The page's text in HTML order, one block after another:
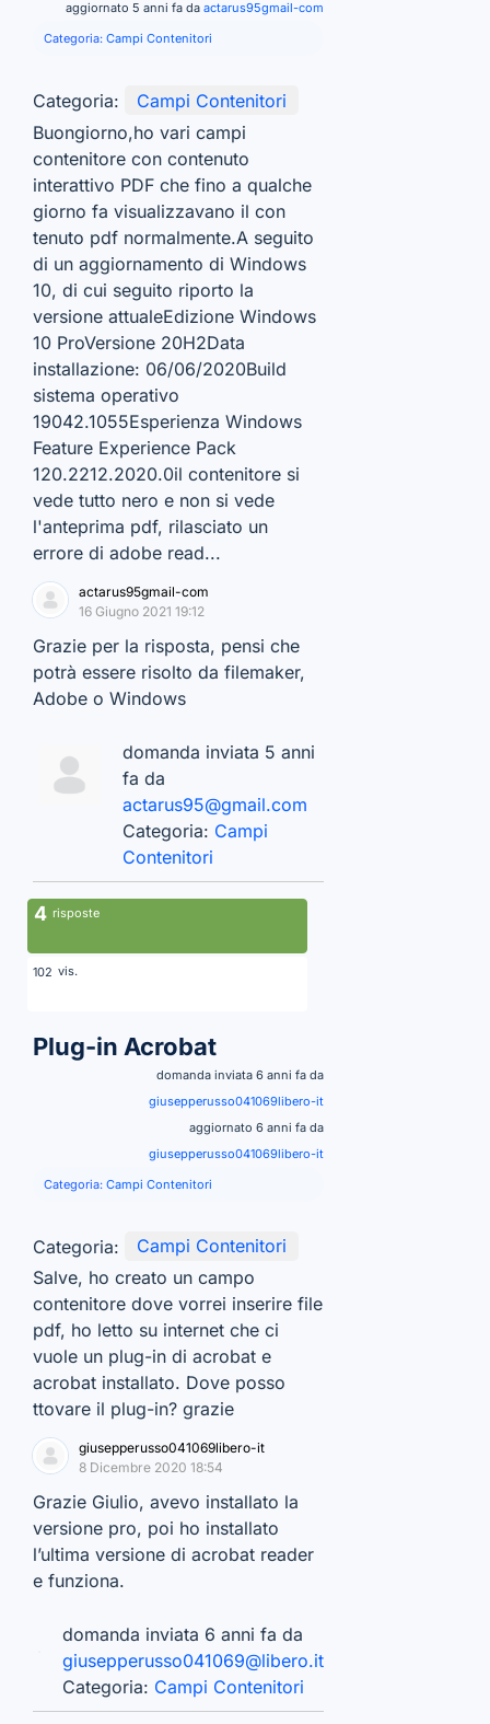
aggiornato 5 anni fa da actarus95gmail-com
Categoria: Campi Contenitori
Categoria:
Campi Contenitori
Buongiorno,ho vari campi
contenitore con contenuto
interattivo PDF che fino a qualche
giorno fa visualizzavano il con
tenuto pdf normalmente.A seguito
di un aggiornamento di Windows
10, di cui seguito riporto la
versione attualeEdizione Windows
10 ProVersione 20H2Data
installazione: ‎06/‎06/‎2020Build
sistema operativo
19042.1055Esperienza Windows
Feature Experience Pack
120.2212.2020.0il contenitore si
vede tutto nero e non si vede
l'anteprima pdf, rilasciato un
errore di adobe read...
actarus95gmail-com
16 Giugno 2021 19:12
Grazie per la risposta, pensi che
potrà essere risolto da filemaker,
Adobe o Windows
domanda inviata 5 anni
fa da
actarus95@gmail.com
Categoria: Campi
Contenitori
4 risposte
102 vis.
Plug-in Acrobat
domanda inviata 6 anni fa da
giusepperusso041069libero-it
aggiornato 6 anni fa da
giusepperusso041069libero-it
Categoria: Campi Contenitori
Categoria:
Campi Contenitori
Salve, ho creato un campo
contenitore dove vorrei inserire file
pdf, ho letto su internet che ci
vuole un plug-in di acrobat e
acrobat installato. Dove posso
ttovare il plug-in? grazie
giusepperusso041069libero-it
8 Dicembre 2020 18:54
Grazie Giulio, avevo installato la
versione pro, poi ho installato
l’ultima versione di acrobat reader
e funziona.
domanda inviata 6 anni fa da
giusepperusso041069@libero.it
Categoria: Campi Contenitori